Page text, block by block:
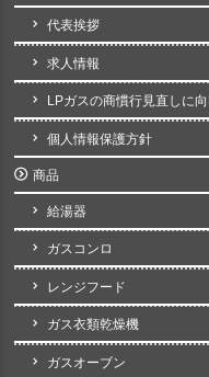
代表挨拶
求人情報
LPガスの商慣行見直しに
個人情報保護方針
商品
給湯器
ガスコンロ
レンジフード
ガス衣類乾燥機
ガスオーブン